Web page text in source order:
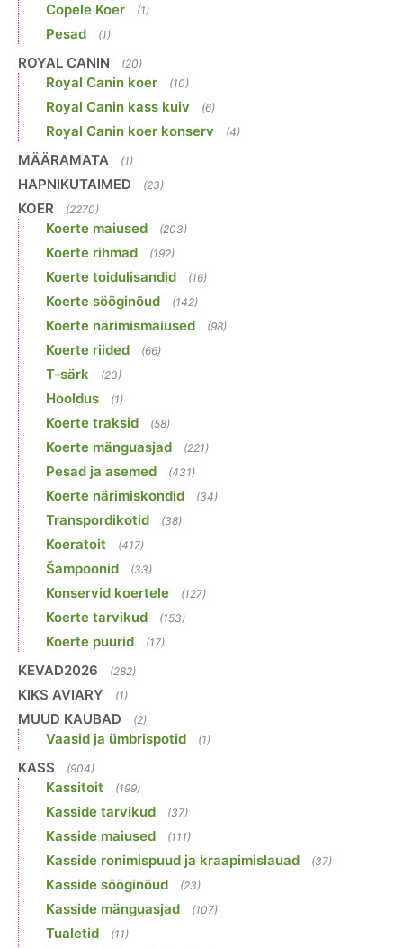
Copele Koer (1)
Pesad (1)
ROYAL CANIN (20)
Royal Canin koer (10)
Royal Canin kass kuiv (6)
Royal Canin koer konserv (4)
MÄÄRAMATA (1)
HAPNIKUTAIMED (23)
KOER (2270)
Koerte maiused (203)
Koerte rihmad (192)
Koerte toidulisandid (16)
Koerte sööginõud (142)
Koerte närimismaiused (98)
Koerte riided (66)
T-särk (23)
Hooldus (1)
Koerte traksid (58)
Koerte mänguasjad (221)
Pesad ja asemed (431)
Koerte närimiskondid (34)
Transpordikotid (38)
Koeratoit (417)
Šampoonid (33)
Konservid koertele (127)
Koerte tarvikud (153)
Koerte puurid (17)
KEVAD2026 (282)
KIKS AVIARY (1)
MUUD KAUBAD (2)
Vaasid ja ümbrispotid (1)
KASS (904)
Kassitoit (199)
Kasside tarvikud (37)
Kasside maiused (111)
Kasside ronimispuud ja kraapimislauad (37)
Kasside sööginõud (23)
Kasside mänguasjad (107)
Tualetid (11)